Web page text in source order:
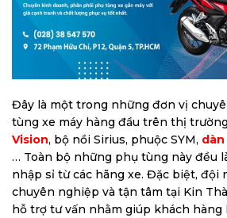
Đây là một trong những đơn vị
tùng xe máy hàng đầu trên thị
Vision, bộ nồi Sirius, phuộc SYM,
… Toàn bộ những phụ tùng này đều
nhập sỉ từ các hãng xe. Đặc biệt, đội
chuyên nghiệp và tận tâm tại Kin
hỗ trợ tư vấn nhằm giúp khách hàng